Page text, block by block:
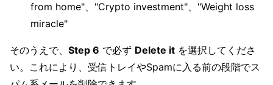
from home"、"Crypto investment"、"Weight loss
miracle"
そのうえで、 Step 6 で必ず Delete it を選択してくださ
い。これにより、受信トレイやSpamに入る前の段階でス